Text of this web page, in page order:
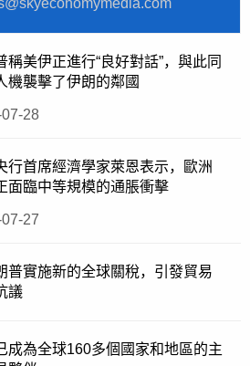
稱美伊正進行“良好對話”，與此同
機襲擊了伊朗的鄰國
28
行首席經濟學家萊恩表示，歐洲
面臨中等規模的通脹衝擊
27
普實施新的全球關稅，引發貿易
議
成為全球160多個國家和地區的主